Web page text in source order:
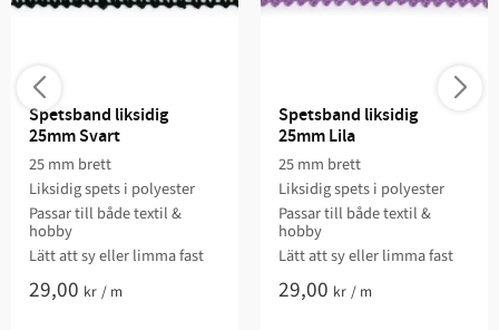
Spetsband liksidig
25mm Svart
25 mm brett
Liksidig spets i polyester
Passar till både textil &
hobby
Lätt att sy eller limma fast
29,00 kr / m
Spetsband liksidig
25mm Lila
25 mm brett
Liksidig spets i polyester
Passar till både textil &
hobby
Lätt att sy eller limma fast
29,00 kr / m